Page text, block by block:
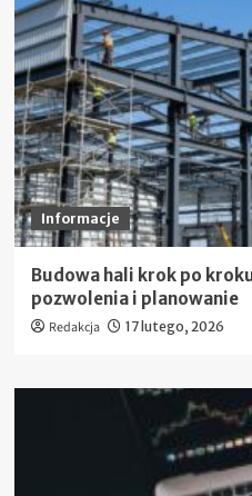
Informacje
Budowa hali krok po
pozwolenia i planowanie
Redakcja 17 lutego, 2026